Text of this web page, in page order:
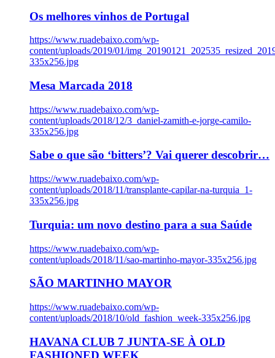
Os melhores vinhos de Portugal
https://www.ruadebaixo.com/wp-
content/uploads/2019/01/
335x256.jpg
Mesa Marcada 2018
https://www.ruadebaixo.com/wp-
content/uploads/2018/12/3_daniel-zamith-e-jorge-camilo-
335x256.jpg
Sabe o que são ‘bitters’? Vai querer descobrir…
https://www.ruadebaixo.com/wp-
content/uploads/2018/11/transplante-capilar-na-turquia_1-
335x256.jpg
Turquia: um novo destino para a sua Saúde
https://www.ruadebaixo.com/wp-
content/uploads/2018/11/sao-martinho-mayor-335x256.jpg
SÃO MARTINHO MAYOR
https://www.ruadebaixo.com/wp-
content/uploads/2018/10/old_fashion_week-335x256.jpg
HAVANA CLUB 7 JUNTA-SE À OLD
FASHIONED WEEK